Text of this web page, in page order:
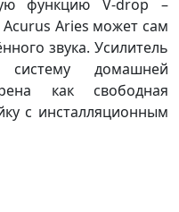
функцию V-drop –
Aries может сам
звука. Усилитель
домашней
как свободная
с инсталляционным